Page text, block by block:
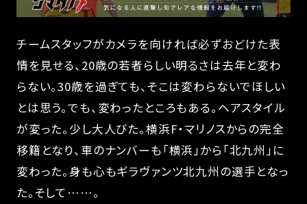
チームスタッフがカメラを向ければ必ずおどけた表
情を見せる、20歳の若者らしい明るさは去年と変わ
らない。30歳を過ぎても、そこは変わらないでほしい
とは思う。でも、変わったところもある。ヘアスタイル
が変った。少し大人びた。横浜F・マリノスからの完全
移籍となり、車のナンバーも「横浜」から「北九州」に
変わった。身も心もギラヴァンツ北九州の選手となっ
た。そして……。